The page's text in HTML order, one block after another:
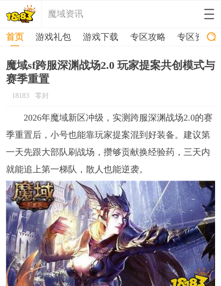
魔域资讯
首页 游戏礼包 游戏下载 专区攻略 专区资讯
魔域sf跨服深渊战场2.0 玩家提案共创模式与
赛季重置
18183 零封
2026年魔域新区冲级，实测跨服深渊战场2.0的赛
季重置后，小号也能靠玩家提案混到好装备。建议第
一天先跟大部队刷战场，攒够贡献换经验药，三天内
就能追上第一梯队，散人也能逆袭。